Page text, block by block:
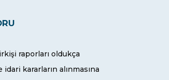
raporları oldukça
kararların alınmasına